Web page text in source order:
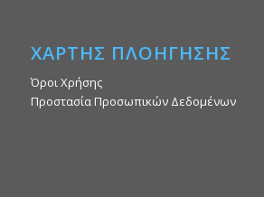
ΧΑΡΤΗΣ ΠΛΟΗΓΗΣΗΣ
Όροι Χρήσης
Προστασία Προσωπικών Δεδομένων